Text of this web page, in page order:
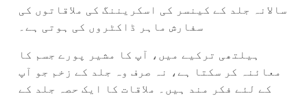
سالانہ جلد کے کینسر کی اسکریننگ کی ملاقاتوں کی
سفارش ماہر ڈاکٹروں کی ہوتی ہے۔
ہیلتھی ترکیے میں، آپ کا مشیر پورے جسم کا
معائنہ کر سکتا ہے، نہ صرف وہ جلد کے زخم جو آپ
کے لئے فکر مند ہیں۔ ملاقات کا ایک حصہ جلد کے